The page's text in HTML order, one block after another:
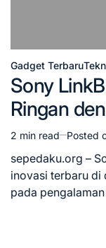
Posted
in
Gadget Terbaru
Sony
Ringan
Estimated
read
time
2 min read Posted
sepedaku.org –
inovasi terbaru di
pada